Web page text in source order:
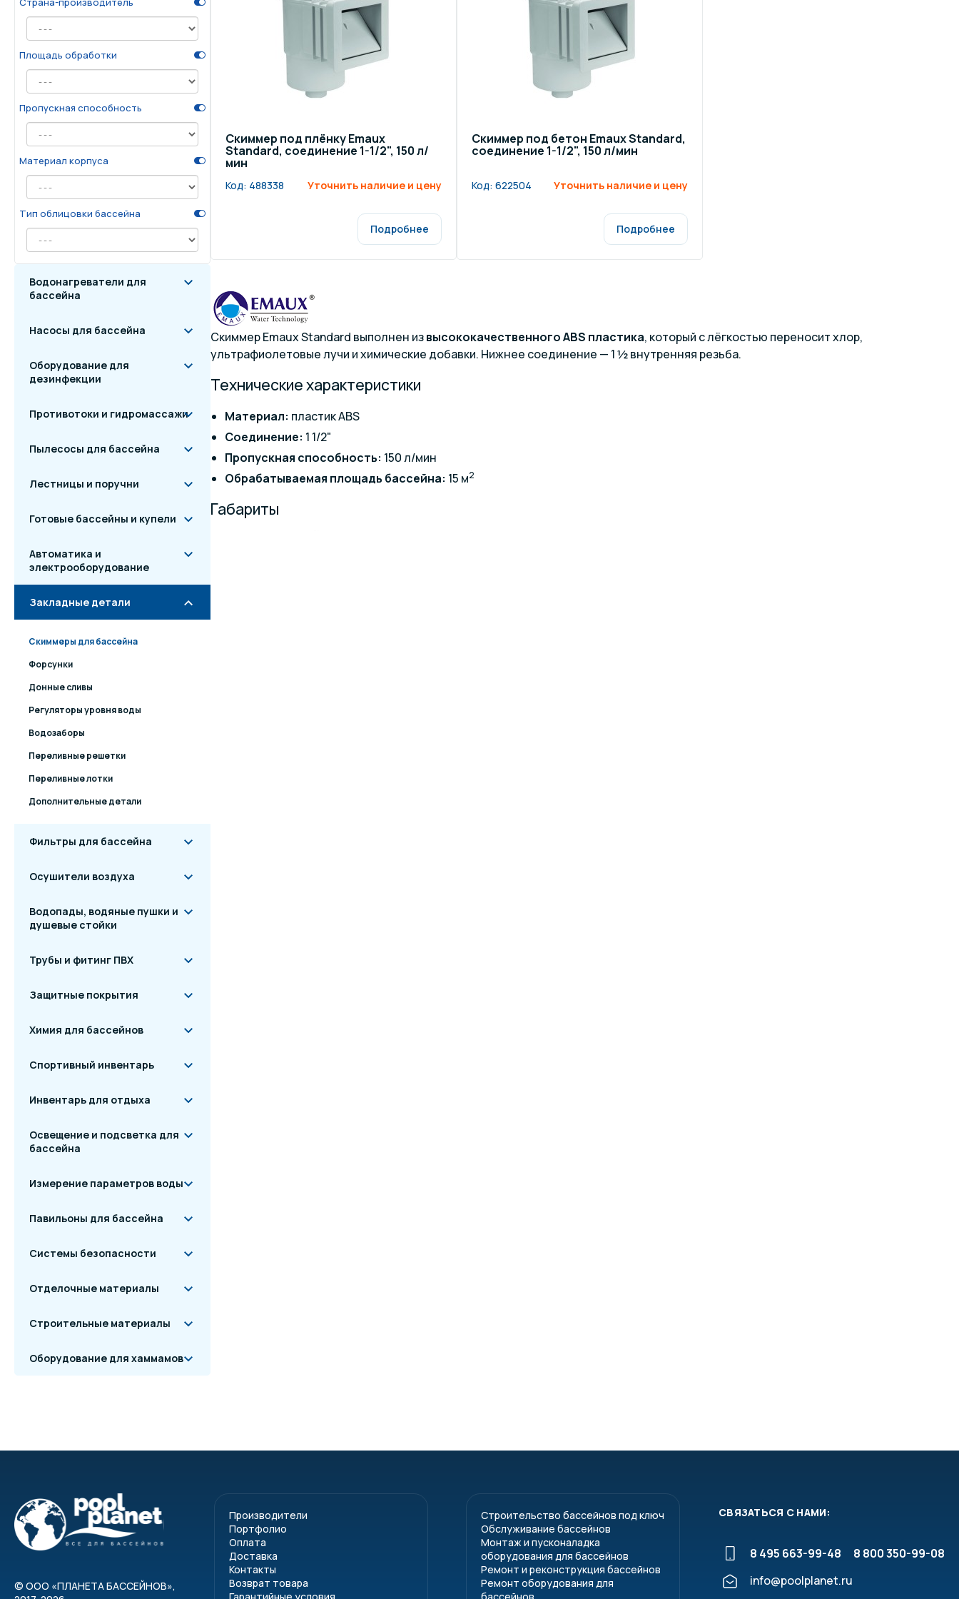
Освещение и подсветка для
Измерение параметров воды
Площадь обработки
Пропускная способность
Материал корпуса
Тип облицовки бассейна
Водонагреватели для
бассейна
Насосы для бассейна
Оборудование для
дезинфекции
Противотоки и гидромассажи
Пылесосы для бассейна
Лестницы и поручни
Готовые бассейны и купели
Автоматика и
электрооборудование
Закладные детали
Скиммеры для бассейна
Форсунки
Донные сливы
Регуляторы уровня воды
Водозаборы
Переливные решетки
Переливные лотки
Дополнительные детали
Фильтры для бассейна
Осушители воздуха
Водопады, водяные пушки и
душевые стойки
Трубы и фитинг ПВХ
Защитные покрытия
Химия для бассейнов
Спортивный инвентарь
Инвентарь для отдыха
Освещение и подсветка для
бассейна
Измерение параметров воды
Павильоны для бассейна
Системы безопасности
Отделочные материалы
Строительные материалы
Оборудование для хаммамов
Скиммер под плёнку Emaux
Standard, соединение 1-1/2", 150 л/
мин
Код: 488338 Уточнить наличие и цену
Подробнее
Скиммер под бетон Emaux Standard,
соединение 1-1/2", 150 л/мин
Код: 622504 Уточнить наличие и цену
Подробнее
Скиммер Emaux Standard выполнен извысококачественного ABS пластика, который с лёгкостью переносит хлор,
ультрафиолетовые лучи и химические добавки. Нижнее соединение — 1 ½ внутренняя резьба.
Технические характеристики
Материал: пластик ABS
Соединение: 1 1/2"
Пропускная способность: 150 л/мин
Обрабатываемая площадь бассейна: 15 м2
Габариты
© ООО «ПЛАНЕТА БАССЕЙНОВ»,
Производители
Портфолио
Оплата
Доставка
Контакты
Возврат товара
Строительство бассейнов под ключ
Обслуживание бассейнов
Монтаж и пусконаладка
оборудования для бассейнов
Ремонт и реконструкция бассейнов
Ремонт оборудования для
СВЯЗАТЬСЯ С НАМИ:
8 495 663-99-48
8 800 350-99-08
info@poolplanet.ru